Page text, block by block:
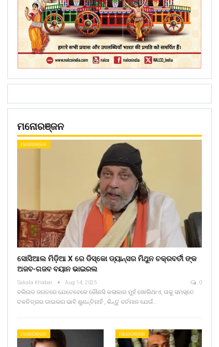
ମନୋରଞ୍ଜନ
ମନୋରଞ୍ଜନ
ସୋସିଆଲ ମିଡ଼ିଆ X ରେ ଡିସ୍କୋ ଡ୍ୟାନ୍ସର ମିଥୁନ ଚକ୍ରବର୍ତୀ ଙ୍କ
ଅଜବ-ଗଜବ ବୟାନ ଭାଇରଲ
Sakala Khabar Aug 14, 2025 0
ବଲିଉଡ ଜଗତରେ ଯେତେବେଳେ କୌଣସି କଳାକାର ମୁହଁ ଖୋଲିଥାଏ, ତାକୁ ସମସ୍ତେ
ଚଳଚିତ୍ରର ଡାଇଲଗ ଭାବି ଶୁଣନ୍ତିନାହିଁ , କିନ୍ତୁ ବର୍ତମାନ ଯେଉଁ…
ମନୋରଞ୍ଜନ ମନୋରଞ୍ଜନ